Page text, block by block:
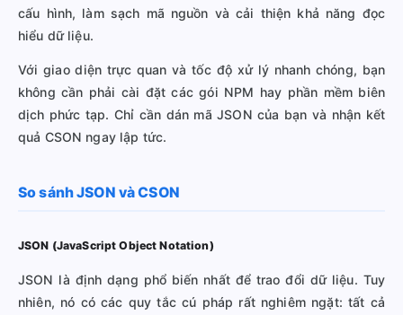
cấu hình, làm sạch mã nguồn và cải thiện khả năng đọc
hiểu dữ liệu.
Với giao diện trực quan và tốc độ xử lý nhanh chóng, bạn
không cần phải cài đặt các gói NPM hay phần mềm biên
dịch phức tạp. Chỉ cần dán mã JSON của bạn và nhận kết
quả CSON ngay lập tức.
So sánh JSON và CSON
JSON (JavaScript Object Notation)
JSON là định dạng phổ biến nhất để trao đổi dữ liệu. Tuy
nhiên, nó có các quy tắc cú pháp rất nghiêm ngặt: tất cả